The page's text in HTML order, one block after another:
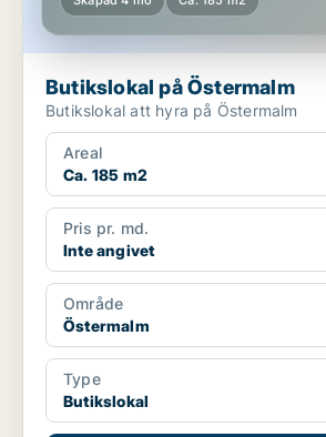
Butikslokal på Östermalm
Butikslokal att hyra på Östermalm
Areal
Ca. 185 m2
Pris pr. md.
Inte angivet
Område
Östermalm
Type
Butikslokal